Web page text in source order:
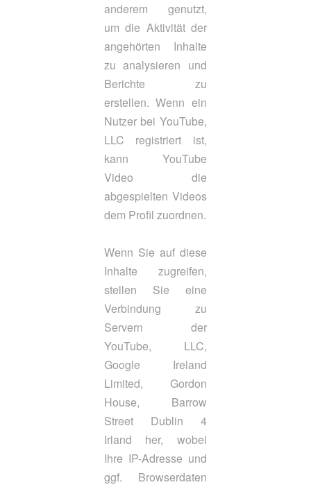
anderem genutzt,
um die Aktivität der
angehörten Inhalte
zu analysieren und
Berichte zu
erstellen. Wenn ein
Nutzer bei YouTube,
LLC registriert ist,
kann YouTube
Video die
abgespielten Videos
dem Profil zuordnen.
Wenn Sie auf diese
Inhalte zugreifen,
stellen Sie eine
Verbindung zu
Servern der
YouTube, LLC,
Google Ireland
Limited, Gordon
House, Barrow
Street Dublin 4
Irland her, wobei
Ihre IP-Adresse und
ggf. Browserdaten